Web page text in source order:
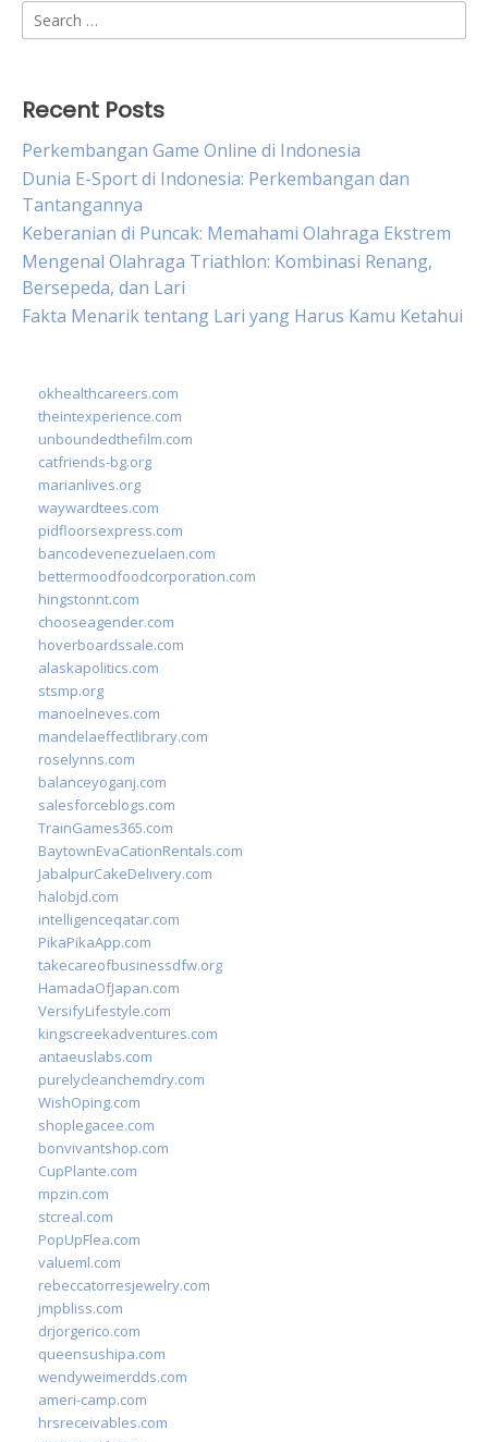
Search
for:
Recent Posts
Perkembangan Game Online di Indonesia
Dunia E-Sport di Indonesia: Perkembangan dan
Tantangannya
Keberanian di Puncak: Memahami Olahraga Ekstrem
Mengenal Olahraga Triathlon: Kombinasi Renang,
Bersepeda, dan Lari
Fakta Menarik tentang Lari yang Harus Kamu Ketahui
okhealthcareers.com
theintexperience.com
unboundedthefilm.com
catfriends-bg.org
marianlives.org
waywardtees.com
pidfloorsexpress.com
bancodevenezuelaen.com
bettermoodfoodcorporation.com
hingstonnt.com
chooseagender.com
hoverboardssale.com
alaskapolitics.com
stsmp.org
manoelneves.com
mandelaeffectlibrary.com
roselynns.com
balanceyoganj.com
salesforceblogs.com
TrainGames365.com
BaytownEvaCationRentals.com
JabalpurCakeDelivery.com
halobjd.com
intelligenceqatar.com
PikaPikaApp.com
takecareofbusinessdfw.org
HamadaOfJapan.com
VersifyLifestyle.com
kingscreekadventures.com
antaeuslabs.com
purelycleanchemdry.com
WishOping.com
shoplegacee.com
bonvivantshop.com
CupPlante.com
mpzin.com
stcreal.com
PopUpFlea.com
valueml.com
rebeccatorresjewelry.com
jmpbliss.com
drjorgerico.com
queensushipa.com
wendyweimerdds.com
ameri-camp.com
hrsreceivables.com